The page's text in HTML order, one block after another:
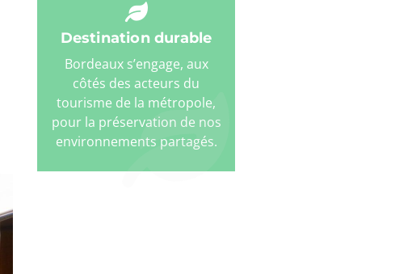
Destination durable
Bordeaux s’engage, aux
côtés des acteurs du
tourisme de la métropole,
pour la préservation de nos
environnements partagés.